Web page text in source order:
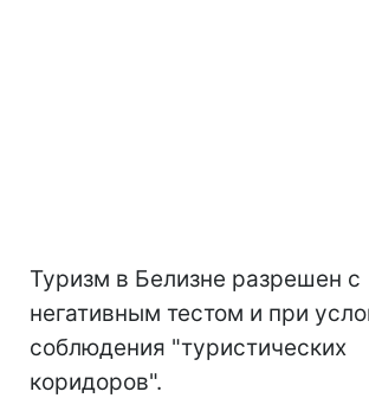
Туризм в Белизне разрешен с
негативным тестом и при
соблюдения "туристических
коридоров".